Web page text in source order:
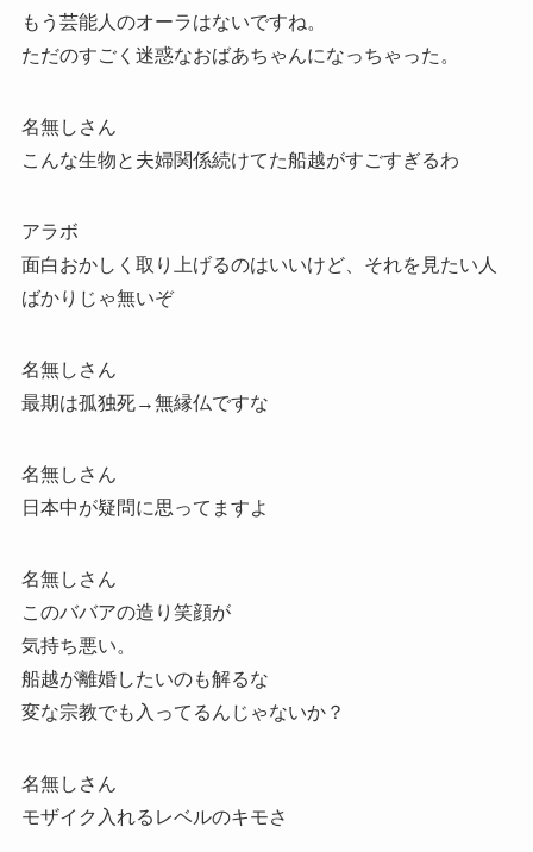
もう芸能人のオーラはないですね。
ただのすごく迷惑なおばあちゃんになっちゃった。
名無しさん
こんな生物と夫婦関係続けてた船越がすごすぎるわ
アラボ
面白おかしく取り上げるのはいいけど、それを見たい人
ばかりじゃ無いぞ
名無しさん
最期は孤独死→無縁仏ですな
名無しさん
日本中が疑問に思ってますよ
名無しさん
このババアの造り笑顔が
気持ち悪い。
船越が離婚したいのも解るな
変な宗教でも入ってるんじゃないか？
名無しさん
モザイク入れるレベルのキモさ